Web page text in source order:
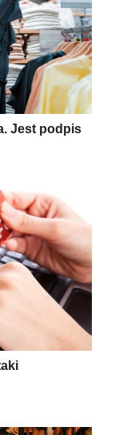
Jest podpis